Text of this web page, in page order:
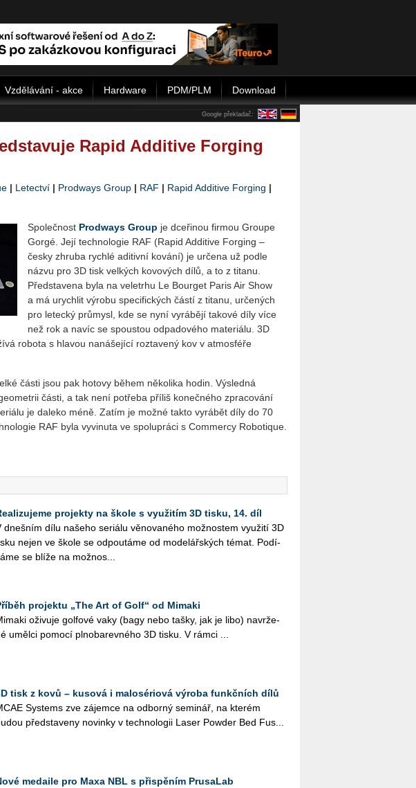
Vzdělávání - akce Hardware PDM/PLM Download
Google překladač:
Rapid Additive Forging
| Letectví | Prodways Group | RAF | Rapid Additive Forging |
Společnost Prodways Group je dceřinou firmou Groupe
Gorgé. Její technologie RAF (Rapid Additive Forging –
česky zhruba rychlé aditivní kování) je určena už podle
názvu pro 3D tisk velkých kovových dílů, a to z titanu.
Představena byla na veletrhu Le Bourget Paris Air Show
a má urychlit výrobu specifických částí z titanu, určených
pro letecký průmysl, kde se nyní vyrábějí takové díly více
než rok a navíc se spoustou odpadového materiálu. 3D
robota s hlavou nanášející roztavený kov v atmosféře
části jsou pak hotovy během několika hodin. Výsledná
části, a tak není potřeba příliš konečného zpracování
je daleko méně. Zatím je možné takto vyrábět díly do 70
RAF byla vyvinuta ve spolupráci s Commercy Robotique.
projekty na škole s využitím 3D tisku, 14. díl
dneš­ním dílu na­še­ho se­ri­á­lu vě­no­va­né­ho mož­nos­tem vy­u­ži­tí 3D
nejen ve škole se od­pou­tá­me od mo­de­lář­ských témat. Po­dí­
se blíže na mož­nos­...
projektu „The Art of Golf“ od Mimaki
oži­vu­je gol­fo­vé vaky (bagy nebo tašky, jak je libo) na­vr­že­
uměl­ci po­mo­cí pl­no­ba­rev­né­ho 3D tisku. V rámci ...
tisk z kovů – kusová i malosériová výroba funkčních dílů
Sys­tems zve zá­jem­ce na od­bor­ný se­mi­nář, na kte­rém
před­sta­ve­ny no­vin­ky v tech­no­lo­gii Laser Pow­der Bed Fus...
medaile pro Maxa NBL s přispěním PrusaLab